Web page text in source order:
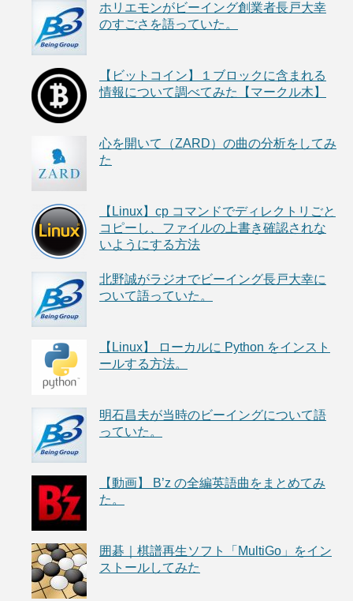
ホリエモンがビーイング創業者長戸大幸
のすごさを語っていた。
【ビットコイン】１ブロックに含まれる
情報について調べてみた【マークル木】
心を開いて（ZARD）の曲の分析をしてみ
た
【Linux】cp コマンドでディレクトリごと
コピーし、ファイルの上書き確認されな
いようにする方法
北野誠がラジオでビーイング長戸大幸に
ついて語っていた。
【Linux】 ローカルに Python をインスト
ールする方法。
明石昌夫が当時のビーイングについて語
っていた。
【動画】 B’z の全編英語曲をまとめてみ
た。
囲碁｜棋譜再生ソフト「MultiGo」をイン
ストールしてみた